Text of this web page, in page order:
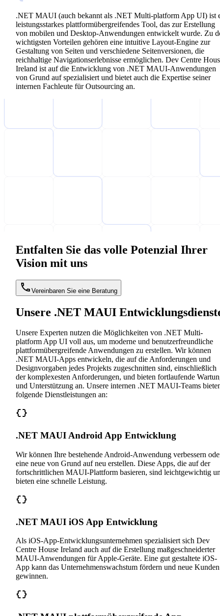
.NET MAUI (auch bekannt als .NET Multi-platform App UI) ist
leistungsstarkes plattformübergreifendes Tool, das zur Erstellung
von mobilen und Desktop-Anwendungen entwickelt wurde. Zu
wichtigsten Vorteilen gehören eine intuitive Layout-Engine zur
Gestaltung von Seiten und verschiedene Seitenversionen, die
reichhaltige Navigationserlebnisse ermöglichen. Dev Centre
Ireland ist auf die Entwicklung von .NET MAUI-Anwendungen
von Grund auf spezialisiert und bietet auch die Expertise seiner
internen Fachleute für Outsourcing an.
Entfalten Sie das volle Potenzial Ihrer
Vision mit uns
Vereinbaren Sie eine Beratung
Unsere .NET MAUI
Unsere Experten nutzen die Möglichkeiten von .NET Multi-
platform App UI voll aus, um moderne und benutzerfreundliche
plattformübergreifende Anwendungen zu erstellen. Wir können
.NET MAUI-Apps entwickeln, die auf die Anforderungen und
Designvorgaben jedes Projekts zugeschnitten sind, einschließlich
der komplexesten Anforderungen, und bieten fortlaufende
und Unterstützung an. Unsere internen .NET MAUI-Teams
folgende Dienstleistungen an:
.NET MAUI Android App Entwicklung
Wir können Ihre bestehende Android-Anwendung verbessern
eine neue von Grund auf neu erstellen. Diese Apps, die auf der
fortschrittlichen MAUI-Plattform basieren, sind leichtgewichtig
bieten eine schnelle Leistung.
.NET MAUI iOS App Entwicklung
Als iOS-App-Entwicklungsunternehmen spezialisiert sich Dev
Centre House Ireland auch auf die Erstellung maßgeschneiderter
MAUI-Anwendungen für Apple-Geräte. Eine gut gestaltete iOS-
App kann das Unternehmenswachstum fördern und neue Kunden
gewinnen.